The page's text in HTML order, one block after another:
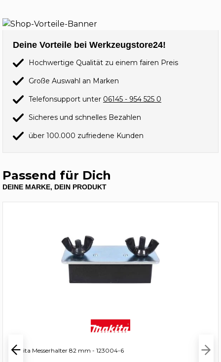
Deine Vorteile bei Werkzeugstore24!
Hochwertige Qualität zu einem fairen Preis
Große Auswahl an Marken
Telefonsupport unter 06145 - 954 525 0
Sicheres und schnelles Bezahlen
über 100.000 zufriedene Kunden
Passend für Dich
DEINE MARKE, DEIN PRODUKT
Makita Messerhalter 82 mm - 123004-6